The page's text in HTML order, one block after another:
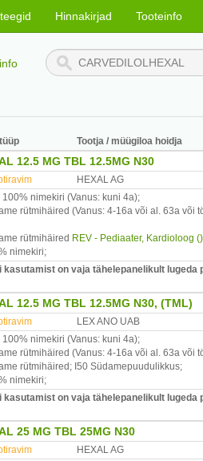
Hinnakirjad Tooteinfo
Tootja / müügiloa hoidja
12.5 MG TBL 12.5MG N30
HEXAL AG
100% nimekiri (Vanus: kuni 4a);
rütmihäired (Vanus: 4-16a või al. 63a või
rütmihäired REV - Pediaater, Kardioloog ()
nimekiri;
kasutamist on vaja tähelepanelikult
12.5 MG TBL 12.5MG N30, (TML)
LEX ANO UAB
100% nimekiri (Vanus: kuni 4a);
rütmihäired (Vanus: 4-16a või al. 63a või
rütmihäired ; I50 Südamepuudulikkus;
nimekiri;
kasutamist on vaja tähelepanelikult
25 MG TBL 25MG N30
HEXAL AG